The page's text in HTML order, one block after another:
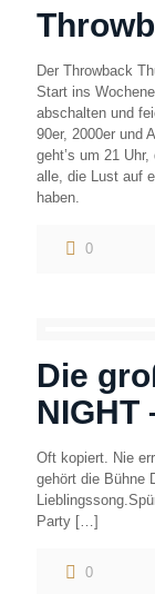
Der Throwback
Start ins
abschalten und
90er, 2000er und
geht’s um 21
alle, die Lust auf
haben.
0
Die
NIGHT
Oft kopiert. Nie
gehört die Bühne
Party […]
0